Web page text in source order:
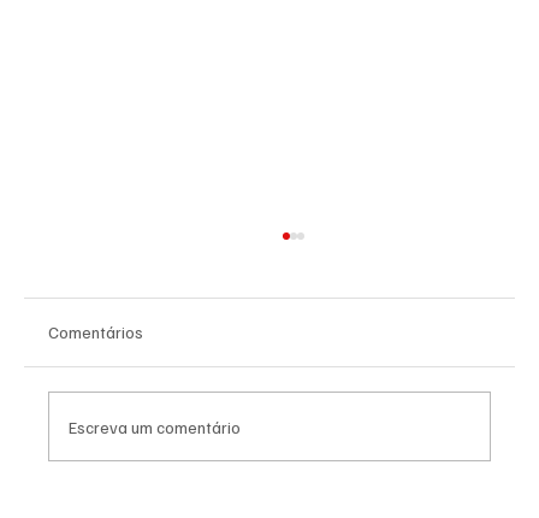
Comentários
Escreva um comentário